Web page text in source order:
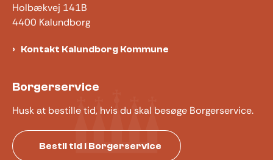
Holbækvej 141B
4400 Kalundborg
Kontakt Kalundborg Kommune
Borgerservice
Husk at bestille tid, hvis du skal besøge Borgerservice.
Bestil tid i Borgerservice